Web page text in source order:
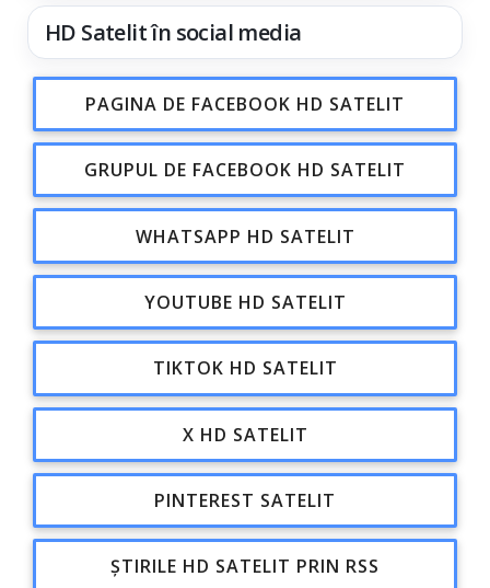
HD Satelit în social media
PAGINA DE FACEBOOK HD SATELIT
GRUPUL DE FACEBOOK HD SATELIT
WHATSAPP HD SATELIT
YOUTUBE HD SATELIT
TIKTOK HD SATELIT
X HD SATELIT
PINTEREST SATELIT
ȘTIRILE HD SATELIT PRIN RSS